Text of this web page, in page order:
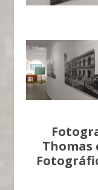
Einstein y la
Thomas